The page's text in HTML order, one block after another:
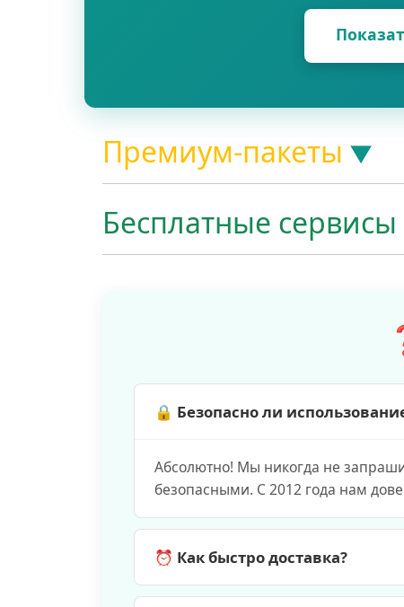
Премиум-пакеты
Бесплатные сервисы
🔒 Безопасно ли
Абсолютно! Мы никогда не
безопасными. С 2012 года нам
⏰ Как быстро доставка?
Премиум-пакеты доставляются